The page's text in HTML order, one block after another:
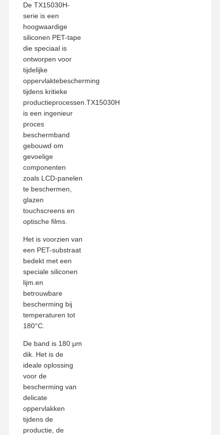
Thuis
Fabrieksreis
De TX15030H-
serie is een
hoogwaardige
siliconen PET-tape
die speciaal is
ontworpen voor
tijdelijke
oppervlaktebescherming
tijdens kritieke
productieprocessen.TX15030H
is een ingenieur
proces
beschermband
gebouwd om
gevoelige
componenten
zoals LCD-panelen
te beschermen,
glazen
touchscreens en
optische films.
Het is voorzien van
een PET-substraat
bedekt met een
speciale siliconen
lijm.en
betrouwbare
bescherming bij
temperaturen tot
180°C.
De band is 180 μm
dik. Het is de
ideale oplossing
voor de
bescherming van
delicate
oppervlakken
tijdens de
productie, de